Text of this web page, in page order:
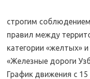
строгим
правил между
категории «желтых»
«Железные дороги
График движения с